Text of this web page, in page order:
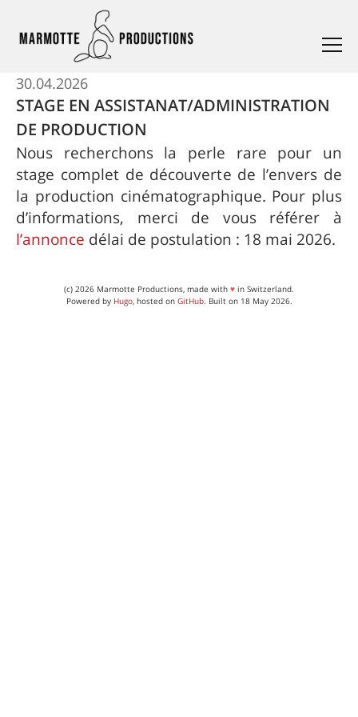
30.04.2026
STAGE EN ASSISTANAT/ADMINISTRATION
DE PRODUCTION
Nous recherchons la perle rare pour un
stage complet de découverte de l’envers de
la production cinématographique. Pour plus
d’informations, merci de vous référer à
l’annonce délai de postulation : 18 mai 2026.
(c) 2026 Marmotte Productions, made with ♥ in Switzerland.
Powered by Hugo, hosted on GitHub. Built on 18 May 2026.